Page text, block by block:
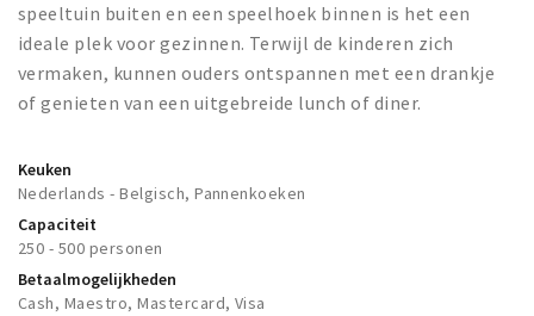
Privacy
Inloggen
speeltuin buiten en een speelhoek binnen is het een
ideale plek voor gezinnen. Terwijl de kinderen zich
vermaken, kunnen ouders ontspannen met een drankje
of genieten van een uitgebreide lunch of diner.
Keuken
Nederlands - Belgisch, Pannenkoeken
Capaciteit
250 - 500 personen
Betaalmogelijkheden
Cash, Maestro, Mastercard, Visa